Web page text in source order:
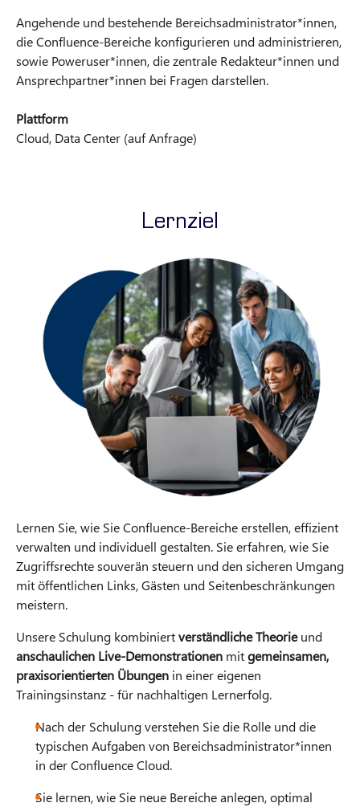
Angehende und bestehende Bereichsadministrator*innen,
die Confluence-Bereiche konfigurieren und administrieren,
sowie Poweruser*innen, die zentrale Redakteur*innen und
Ansprechpartner*innen bei Fragen darstellen.
Plattform
Cloud, Data Center (auf Anfrage)
Lernziel
Lernen Sie, wie Sie Confluence-Bereiche erstellen, effizient
verwalten und individuell gestalten. Sie erfahren, wie Sie
Zugriffsrechte souverän steuern und den sicheren Umgang
mit öffentlichen Links, Gästen und Seitenbeschränkungen
meistern.
Unsere Schulung kombiniertverständliche Theorieund
anschaulichen Live-Demonstrationen mitgemeinsamen,
praxisorientierten Übungen in einer eigenen
Trainingsinstanz - für nachhaltigen Lernerfolg.
Nach der Schulung verstehen Sie die Rolle und die
typischen Aufgaben von Bereichsadministrator*innen
in der Confluence Cloud.
Sie lernen, wie Sie neue Bereiche anlegen, optimal